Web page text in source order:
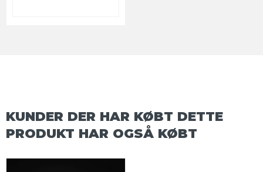
KUNDER DER HAR KØBT DETTE
PRODUKT HAR OGSÅ KØBT